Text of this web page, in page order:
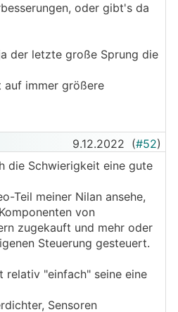
oder gibt's da
der letzte große Sprung die
immer größere
9.12.2022 (#52)
die Schwierigkeit eine gute
Teil meiner Nilan ansehe,
von
zugekauft und mehr oder
Steuerung gesteuert.
relativ "einfach" seine eine
Sensoren